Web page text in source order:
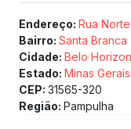
Endereço: Rua Norte
Bairro: Santa Branca
Cidade: Belo
Estado: Minas Gerais
CEP: 31565-320
Região: Pampulha